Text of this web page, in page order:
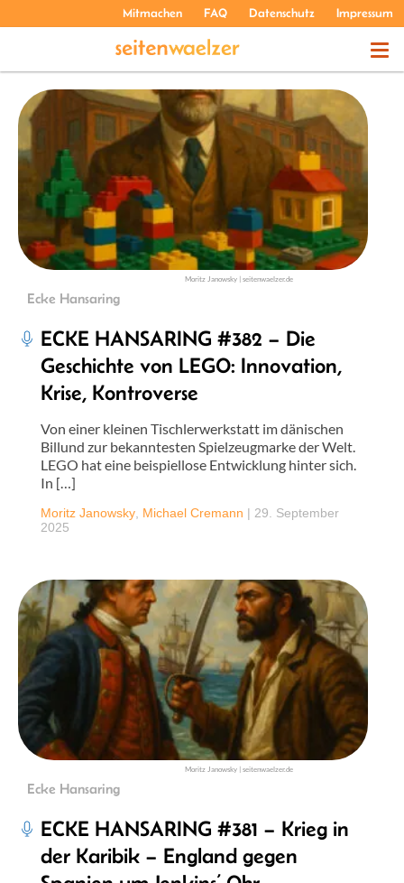
Mitmachen FAQ Datenschutz Impressum
THEMEN
PODCASTS
ÜBER UNS
Moritz Janowsky | seitenwaelzer.de
Ecke Hansaring
ECKE HANSARING #382 – Die
Geschichte von LEGO: Innovation,
Krise, Kontroverse
Von einer kleinen Tischlerwerkstatt im dänischen
Billund zur bekanntesten Spielzeugmarke der Welt.
LEGO hat eine beispiellose Entwicklung hinter sich.
In […]
Moritz Janowsky Michael Cremann | 29. September
2025
Moritz Janowsky | seitenwaelzer.de
Ecke Hansaring
ECKE HANSARING #381 – Krieg in
der Karibik – England gegen